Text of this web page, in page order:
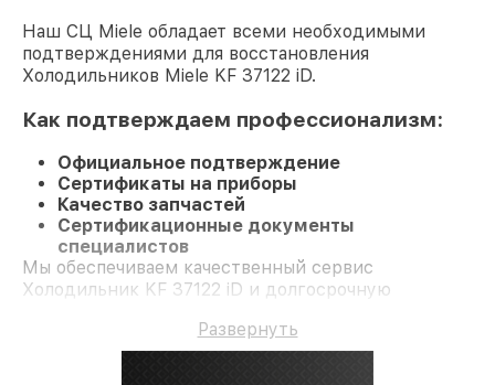
Наш СЦ Miele обладает всеми необходимыми
подтверждениями для восстановления
Холодильников Miele KF 37122 iD.
Как подтверждаем профессионализм:
Официальное подтверждение
Сертификаты на приборы
Качество запчастей
Сертификационные документы
специалистов
Мы обеспечиваем качественный сервис
Холодильник KF 37122 iD и долгосрочную
Развернуть